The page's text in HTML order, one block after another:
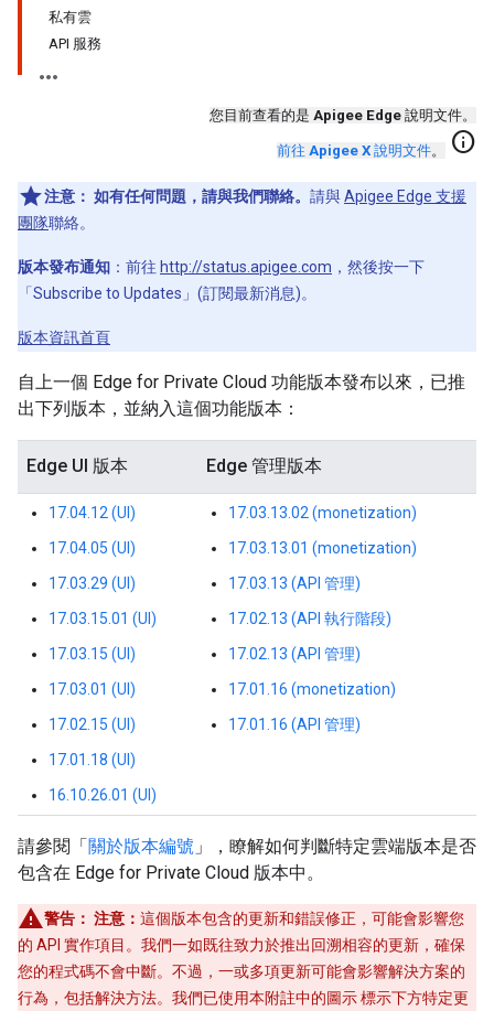
私有雲
API 服務
您目前查看的是 Apigee Edge 說明文件。
前往 Apigee X 說明文件。 info
注意： 如有任何問題，請與我們聯絡。 請與Apigee Edge 支援
團隊聯絡。
版本發布通知 ：前往 http://status.apigee.com ，然後按一下
「Subscribe to Updates」(訂閱最新消息)。
版本資訊首頁
自上一個 Edge for Private Cloud 功能版本發布以來，已推
出下列版本，並納入這個功能版本：
Edge UI 版本 Edge 管理版本
17.04.12 (UI)
17.04.05 (UI)
17.03.29 (UI)
17.03.15.01 (UI)
17.03.15 (UI)
17.03.01 (UI)
17.02.15 (UI)
17.01.18 (UI)
16.10.26.01 (UI)
17.03.13.02 (monetization)
17.03.13.01 (monetization)
17.03.13 (API 管理)
17.02.13 (API 執行階段)
17.02.13 (API 管理)
17.01.16 (monetization)
17.01.16 (API 管理)
請參閱「關於版本編號 」，瞭解如何判斷特定雲端版本是否
包含在 Edge for Private Cloud 版本中。
警告： 注意： 這個版本包含的更新和錯誤修正，可能會影響您
的 API 實作項目。我們一如既往致力於推出回溯相容的更新，確保
您的程式碼不會中斷。不過，一或多項更新可能會影響解決方案的
行為，包括解決方法。我們已使用本附註中的圖示 標示下方特定更